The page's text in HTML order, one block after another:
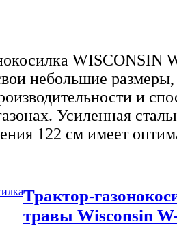
WISCONSIN
небольшие
и
Усиленная
122 см имеет
Трактор-
травы Wisconsin